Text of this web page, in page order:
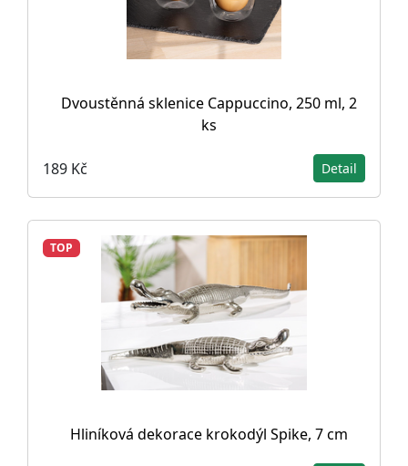
Dvoustěnná sklenice Cappuccino, 250 ml, 2
ks
189 Kč Detail
TOP
Hliníková dekorace krokodýl Spike, 7 cm